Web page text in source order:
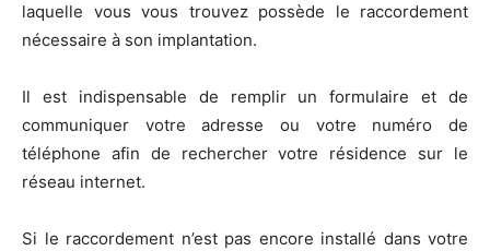
laquelle vous vous trouvez possède le raccordement
nécessaire à son implantation.
Il est indispensable de remplir un formulaire et de
communiquer votre adresse ou votre numéro de
téléphone afin de rechercher votre résidence sur le
réseau internet.
Si le raccordement n’est pas encore installé dans votre